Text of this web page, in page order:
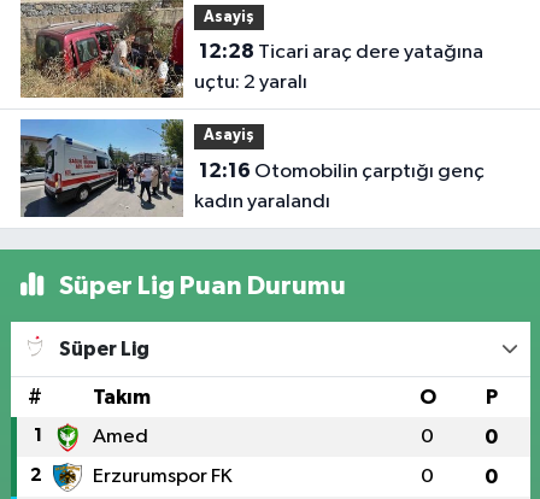
Asayiş
12:28
uçtu: 2 yaralı
Asayiş
12:16
kadın yaralandı
Süper Lig Puan Durumu
Süper Lig
# Takım O P
1 Amed 0 0
2 Erzurumspor FK 0 0